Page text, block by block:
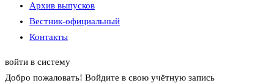
Архив выпусков
Вестник-официальный
Контакты
войти в систему
Добро пожаловать! Войдите в свою учётную запись